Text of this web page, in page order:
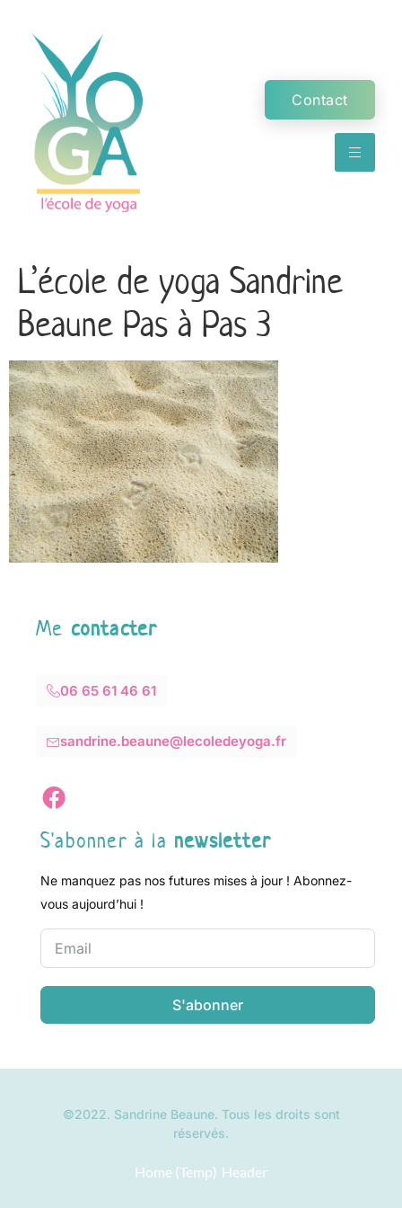
Contact
L’école de yoga Sandrine
Beaune Pas à Pas 3
Me contacter
06 65 61 46 61
sandrine.beaune@lecoledeyoga.fr
S'abonner à la newsletter
Ne manquez pas nos futures mises à jour ! Abonnez-
vous aujourd’hui !
S'abonner
©2022. Sandrine Beaune. Tous les droits sont
réservés.
Home (Temp) Header